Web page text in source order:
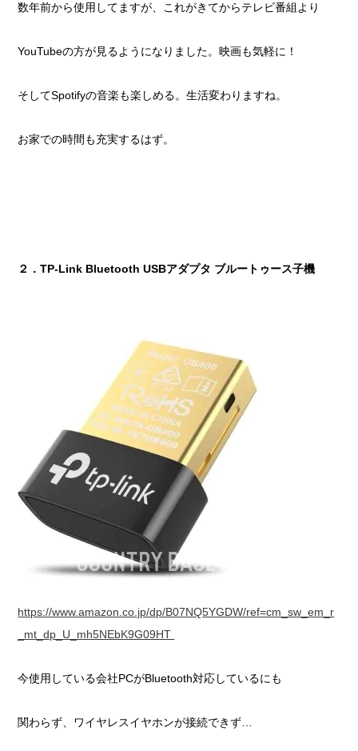
数年前から使用してますが、これがきてからテレビ番組より
YouTubeの方が見るようになりました。映画も気軽に！
そしてSpotifyの音楽も楽しめる。生活変わりますね。
お家での時間も充実するはず。
２．TP-Link Bluetooth USBアダプタ ブルートゥース子機
https://www.amazon.co.jp/dp/B07NQ5YGDW/ref=cm_sw_em_r
_mt_dp_U_mh5NEbK9G09HT
今使用している会社PCがBluetooth対応しているにも
関わらず、ワイヤレスイヤホンが接続できず…